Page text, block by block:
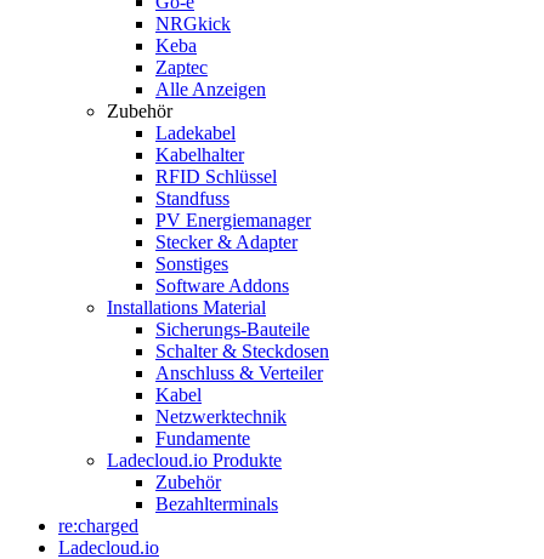
NRGkick
Keba
Zaptec
Alle Anzeigen
Zubehör
Ladekabel
Kabelhalter
RFID Schlüssel
Standfuss
PV Energiemanager
Stecker & Adapter
Sonstiges
Software Addons
Installations Material
Sicherungs-Bauteile
Schalter & Steckdosen
Anschluss & Verteiler
Kabel
Netzwerktechnik
Fundamente
Ladecloud.io Produkte
Zubehör
Bezahlterminals
re:charged
Ladecloud.io